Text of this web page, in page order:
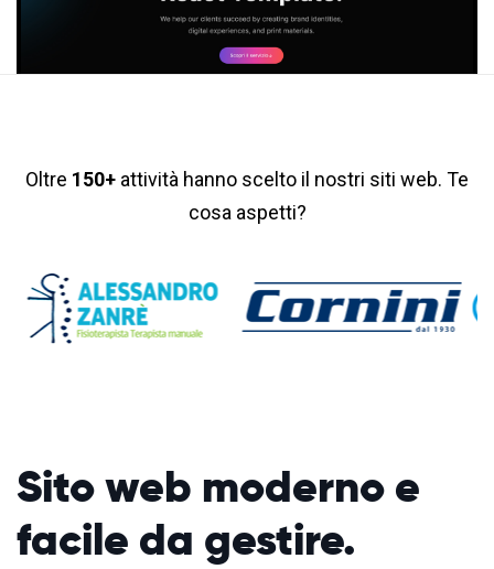
Oltre 150+ attività hanno scelto il nostri siti web. Te
cosa aspetti?
Sito web modernoe
facile da gestire.